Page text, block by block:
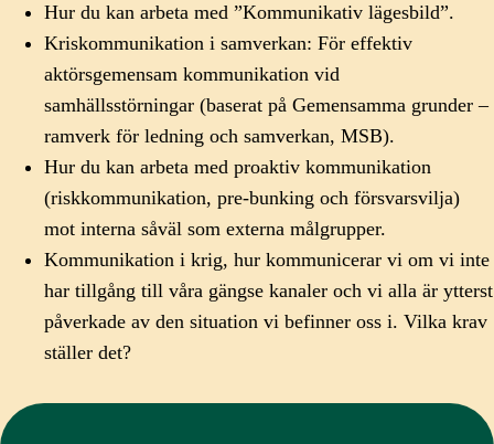
Hur du kan arbeta med ”Kommunikativ lägesbild”.
Kriskommunikation i samverkan: För effektiv
aktörsgemensam kommunikation vid
samhällsstörningar (baserat på Gemensamma grunder –
ramverk för ledning och samverkan, MSB).
Hur du kan arbeta med proaktiv kommunikation
(riskkommunikation, pre-bunking och försvarsvilja)
mot interna såväl som externa målgrupper.
Kommunikation i krig, hur kommunicerar vi om vi inte
har tillgång till våra gängse kanaler och vi alla är ytterst
påverkade av den situation vi befinner oss i. Vilka krav
ställer det?